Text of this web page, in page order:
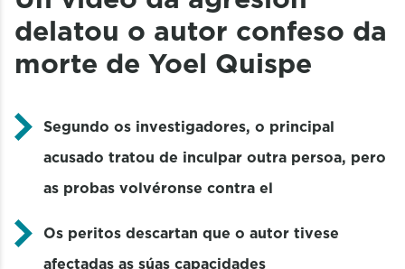
delatou o autor confeso da
morte de Yoel Quispe
Segundo os investigadores, o principal
acusado tratou de inculpar outra persoa, pero
as probas volvéronse contra el
Os peritos descartan que o autor tivese
afectadas as súas capacidades